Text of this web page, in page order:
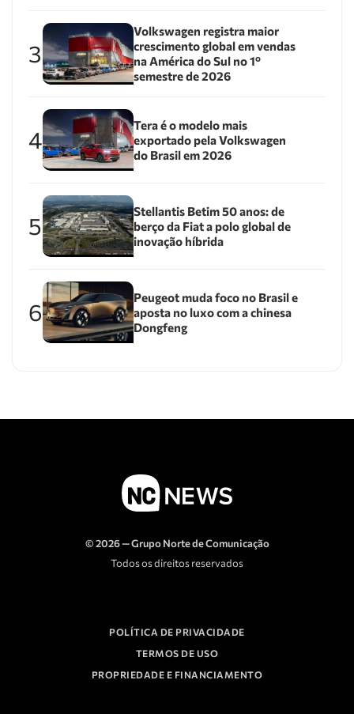
3
Volkswagen registra maior
crescimento global em vendas
na América do Sul no 1º
semestre de 2026
4
Tera é o modelo mais
exportado pela Volkswagen
do Brasil em 2026
5
Stellantis Betim 50 anos: de
berço da Fiat a polo global de
inovação híbrida
6
Peugeot muda foco no Brasil e
aposta no luxo com a chinesa
Dongfeng
© 2026 — Grupo Norte de Comunicação
Todos os direitos reservados
POLÍTICA DE PRIVACIDADE
TERMOS DE USO
PROPRIEDADE E FINANCIAMENTO